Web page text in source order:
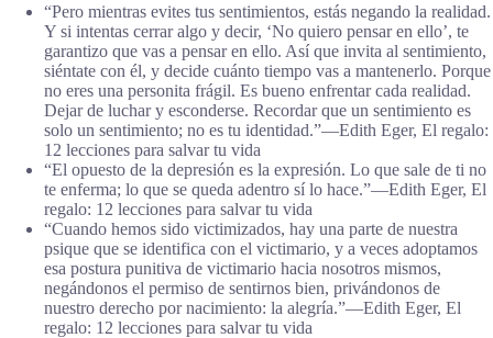
“Pero mientras evites tus sentimientos, estás negando la realidad.
Y si intentas cerrar algo y decir, ‘No quiero pensar en ello’, te
garantizo que vas a pensar en ello. Así que invita al sentimiento,
siéntate con él, y decide cuánto tiempo vas a mantenerlo. Porque
no eres una personita frágil. Es bueno enfrentar cada realidad.
Dejar de luchar y esconderse. Recordar que un sentimiento es
solo un sentimiento; no es tu identidad.”―Edith Eger, El regalo:
12 lecciones para salvar tu vida
“El opuesto de la depresión es la expresión. Lo que sale de ti no
te enferma; lo que se queda adentro sí lo hace.”―Edith Eger, El
regalo: 12 lecciones para salvar tu vida
“Cuando hemos sido victimizados, hay una parte de nuestra
psique que se identifica con el victimario, y a veces adoptamos
esa postura punitiva de victimario hacia nosotros mismos,
negándonos el permiso de sentirnos bien, privándonos de
nuestro derecho por nacimiento: la alegría.”―Edith Eger, El
regalo: 12 lecciones para salvar tu vida